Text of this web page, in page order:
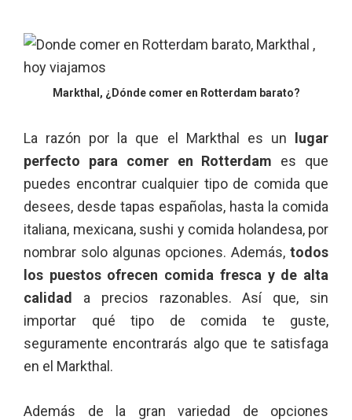
Markthal, ¿Dónde comer en Rotterdam barato?
La razón por la que el Markthal es un lugar
perfecto para comer en Rotterdam es que
puedes encontrar cualquier tipo de comida que
desees, desde tapas españolas, hasta la comida
italiana, mexicana, sushi y comida holandesa, por
nombrar solo algunas opciones. Además, todos
los puestos ofrecen comida fresca y de alta
calidad a precios razonables. Así que, sin
importar qué tipo de comida te guste,
seguramente encontrarás algo que te satisfaga
en el Markthal.
Además de la gran variedad de opciones